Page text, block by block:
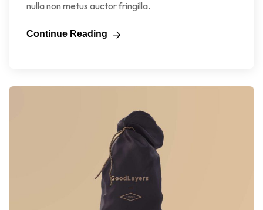
nulla non metus auctor fringilla.
Continue Reading